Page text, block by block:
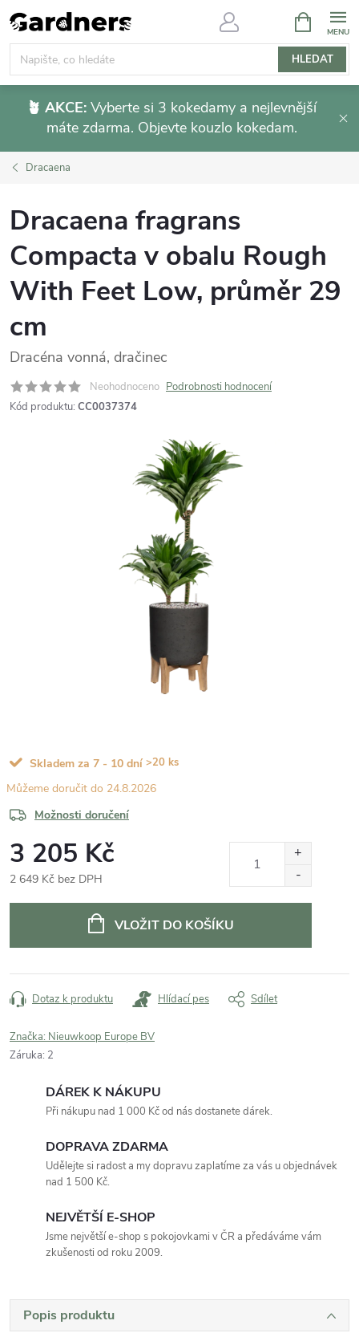
Přejít
na
obsah
HLEDAT
NÁKUPNÍ
KOŠÍK
🪴 AKCE: Vyberte si 3 kokedamy a nejlevnější
máte zdarma. Objevte kouzlo kokedam.
Dracaena
Dracaena fragrans
Compacta v obalu Rough
With Feet Low, průměr 29
cm
Dracéna vonná, dračinec
Neohodnoceno Podrobnosti hodnocení
Kód produktu: CC0037374
Skladem za 7 - 10 dní >20 ks
24.8.2026
Možnosti doručení
3 205 Kč
2 649 Kč bez DPH
VLOŽIT DO KOŠÍKU
Dotaz k produktu Hlídací pes Sdílet
Značka: Nieuwkoop Europe BV
Záruka: 2
DÁREK K NÁKUPU
Při nákupu nad 1 000 Kč od nás dostanete dárek.
DOPRAVA ZDARMA
Udělejte si radost a my dopravu zaplatíme za vás u objednávek
nad 1 500 Kč.
NEJVĚTŠÍ E-SHOP
Jsme největší e-shop s pokojovkami v ČR a předáváme vám
zkušenosti od roku 2009.
Popis produktu